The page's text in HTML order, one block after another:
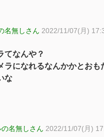
名無しさん 2022/11/07(月)
てなんや？
ラになれるなんかかとおも
な
名無しさん 2022/11/07(月)